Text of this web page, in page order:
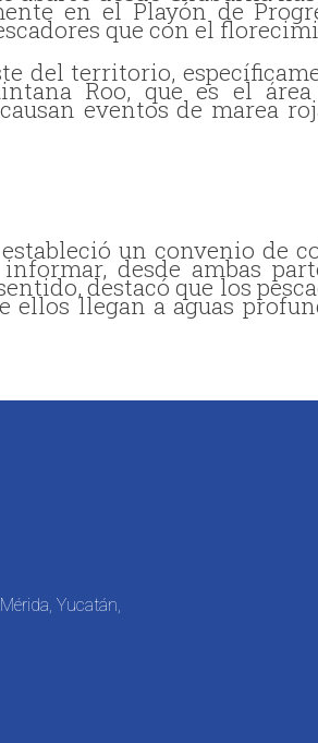
en el Playón de
que con el
del territorio,
Roo, que es el
eventos de marea
un convenio de
desde ambas
destacó que los
ellos llegan a aguas
Yucatán,